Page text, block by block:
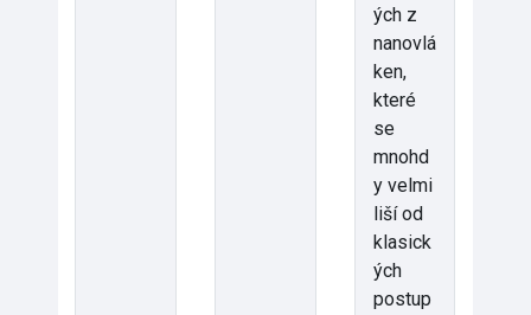
ých z
nanovlá
ken,
které
se
mnohd
y velmi
liší od
klasick
ých
postup